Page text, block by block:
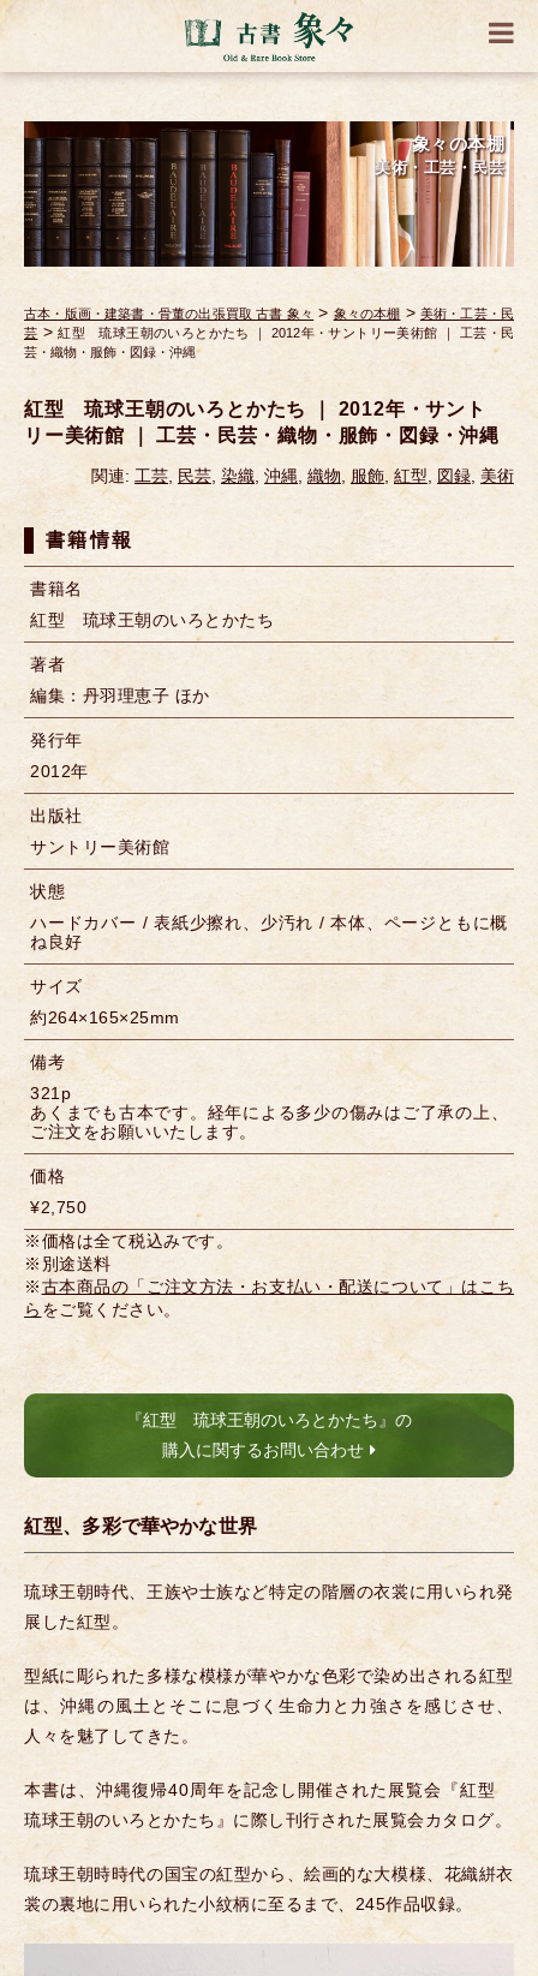
象々の本棚
美術・工芸・民芸
古本・版画・建築書・骨董の出張買取 古書 象々 > 象々の本棚 > 美術・工芸・民
芸 >紅型 琉球王朝のいろとかたち ｜ 2012年・サントリー美術館 ｜ 工芸・民
芸・織物・服飾・図録・沖縄
紅型 琉球王朝のいろとかたち ｜ 2012年・サント
リー美術館 ｜ 工芸・民芸・織物・服飾・図録・沖縄
関連: 工芸, 民芸, 染織, 沖縄, 織物, 服飾,紅型, 図録,美術
書籍情報
書籍名
紅型 琉球王朝のいろとかたち
著者
編集：丹羽理恵子 ほか
発行年
2012年
出版社
サントリー美術館
状態
ハードカバー / 表紙少擦れ、少汚れ / 本体、ページともに概
ね良好
サイズ
約264×165×25mm
備考
321p
あくまでも古本です。経年による多少の傷みはご了承の上、
ご注文をお願いいたします。
価格
¥2,750
※価格は全て税込みです。
※別途送料
※古本商品の「ご注文方法・お支払い・配送について」はこち
ら をご覧ください。
『紅型 琉球王朝のいろとかたち』の
購入に関するお問い合わせ
紅型、多彩で華やかな世界
琉球王朝時代、王族や士族など特定の階層の衣裳に用いられ発
展した紅型。
型紙に彫られた多様な模様が華やかな色彩で染め出される紅型
は、沖縄の風土とそこに息づく生命力と力強さを感じさせ、
人々を魅了してきた。
本書は、沖縄復帰40周年を記念し開催された展覧会『紅型
琉球王朝のいろとかたち』に際し刊行された展覧会カタログ。
琉球王朝時時代の国宝の紅型から、絵画的な大模様、花織絣衣
裳の裏地に用いられた小紋柄に至るまで、245作品収録。